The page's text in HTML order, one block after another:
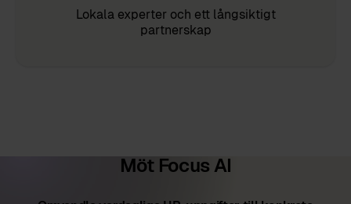
Lokala experter och ett långsiktigt
partnerskap
Möt Focus AI